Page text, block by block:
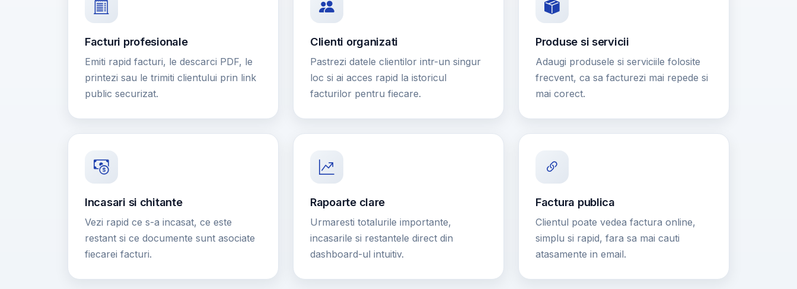
Facturi profesionale
Emiti rapid facturi, le descarci PDF, le
printezi sau le trimiti clientului prin link
public securizat.
Clienti organizati
Pastrezi datele clientilor intr-un singur
loc si ai acces rapid la istoricul
facturilor pentru fiecare.
Produse si servicii
Adaugi produsele si serviciile folosite
frecvent, ca sa facturezi mai repede si
mai corect.
Incasari si chitante
Vezi rapid ce s-a incasat, ce este
restant si ce documente sunt asociate
fiecarei facturi.
Rapoarte clare
Urmaresti totalurile importante,
incasarile si restantele direct din
dashboard-ul intuitiv.
Factura publica
Clientul poate vedea factura online,
simplu si rapid, fara sa mai cauti
atasamente in email.